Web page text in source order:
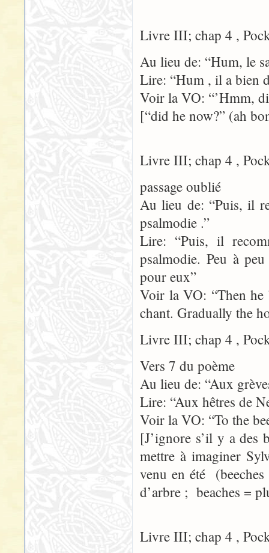
Livre III; chap 4 ,
Au lieu de: “Hum, le
Lire: “Hum , il a bien
Voir la VO: “’Hmm,
[“did he now?” (ah
Livre III; chap 4 ,
passage oublié
Au lieu de: “Puis, il
psalmodie .”
Lire: “Puis, il
psalmodie. Peu à
pour eux”
Voir la VO: “Then he
chant. Gradually the
Livre III; chap 4 ,
Vers 7 du poème
Au lieu de: “Aux
Lire: “Aux hêtres de
Voir la VO: “To the
[J’ignore s’il y a des
mettre à imaginer
venu en été
d’arbre ; beaches =
Livre III; chap 4 ,